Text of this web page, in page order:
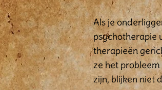
Als je
psychotherapie
therapieën
ze het
zijn, blijken niet